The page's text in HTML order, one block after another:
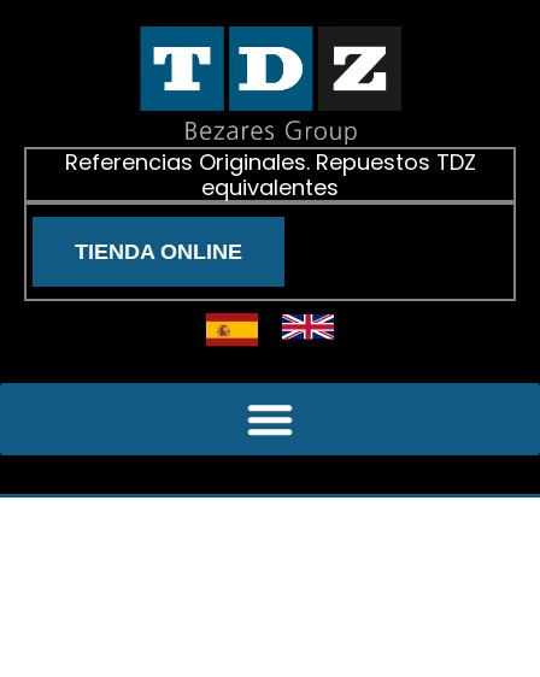
Referencias Originales. Repuestos TDZ
equivalentes
TIENDA ONLINE